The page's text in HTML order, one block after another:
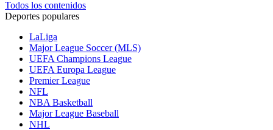
Todos los contenidos
Deportes populares
LaLiga
Major League Soccer (MLS)
UEFA Champions League
UEFA Europa League
Premier League
NFL
NBA Basketball
Major League Baseball
NHL